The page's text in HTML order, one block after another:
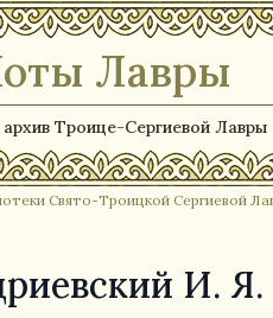
Лавры
Троице-Сергиевой Лавры
Свято-Троицкой Сергиевой
И. Я.